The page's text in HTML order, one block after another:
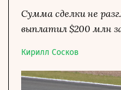
Сумма сделки не
выплатил $200 млн
Кирилл Сосков